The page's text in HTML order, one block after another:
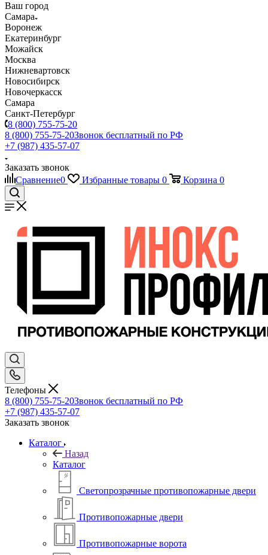
Ваш город
Самара
Воронеж
Екатеринбург
Можайск
Москва
Нижневартовск
Новосибирск
Новочеркасск
Самара
Санкт-Петербург
8 (800) 755-75-20
8 (800) 755-75-20Звонок бесплатный по РФ
+7 (987) 435-57-07
Заказать звонок
Сравнение0 Избранные товары 0 Корзина 0
Телефоны
8 (800) 755-75-20Звонок бесплатный по РФ
+7 (987) 435-57-07
Заказать звонок
Каталог
Назад
Каталог
Светопрозрачные противопожарные двери
Противопожарные двери
Противопожарные ворота